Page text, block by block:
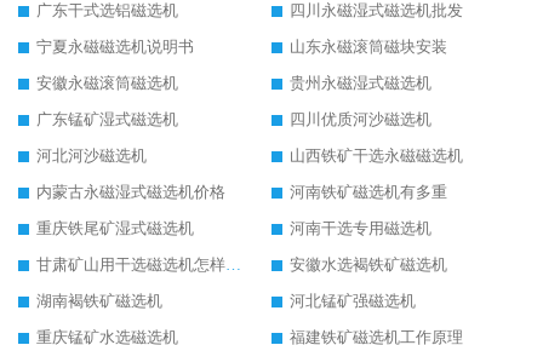
广东干式选铝磁选机
四川永磁湿式磁选机批发
宁夏永磁磁选机说明书
山东永磁滚筒磁块安装
安徽永磁滚筒磁选机
贵州永磁湿式磁选机
广东锰矿湿式磁选机
四川优质河沙磁选机
河北河沙磁选机
山西铁矿干选永磁磁选机
内蒙古永磁湿式磁选机价格
河南铁矿磁选机有多重
重庆铁尾矿湿式磁选机
河南干选专用磁选机
甘肃矿山用干选磁选机怎样调磁
安徽水选褐铁矿磁选机
湖南褐铁矿磁选机
河北锰矿强磁选机
重庆锰矿水选磁选机
福建铁矿磁选机工作原理